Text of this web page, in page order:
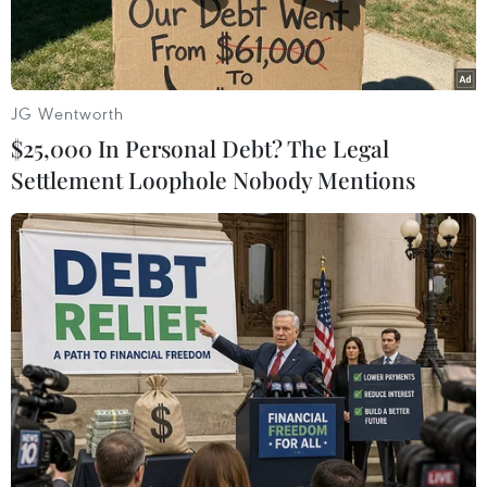
Ảnh minh họa. (Nguồn: TTXVN)
Ủy ban Nhân dân tỉnh Tây Ninh vừa ra Quyết
định xử phạt hành chính 830 triệu đồng về hành
JG Wentworth
$25,000 In Personal Debt? The Legal
Settlement Loophole Nobody Mentions